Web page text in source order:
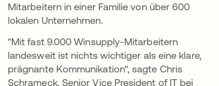
Mitarbeitern in einer Familie von über 600
lokalen Unternehmen.
"Mit fast 9.000 Winsupply-Mitarbeitern
landesweit ist nichts wichtiger als eine klare,
prägnante Kommunikation", sagte Chris
Schrameck, Senior Vice President of IT bei